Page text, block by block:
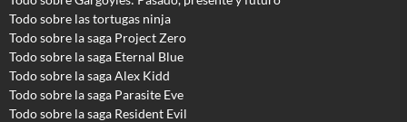
Todo sobre las tortugas ninja
Todo sobre la saga Project Zero
Todo sobre la saga Eternal Blue
Todo sobre la saga Alex Kidd
Todo sobre la saga Parasite Eve
Todo sobre la saga Resident Evil